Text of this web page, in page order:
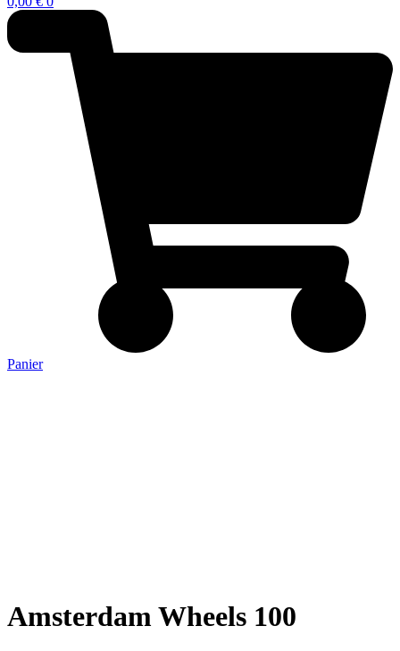
Panier
Amsterdam Wheels 100